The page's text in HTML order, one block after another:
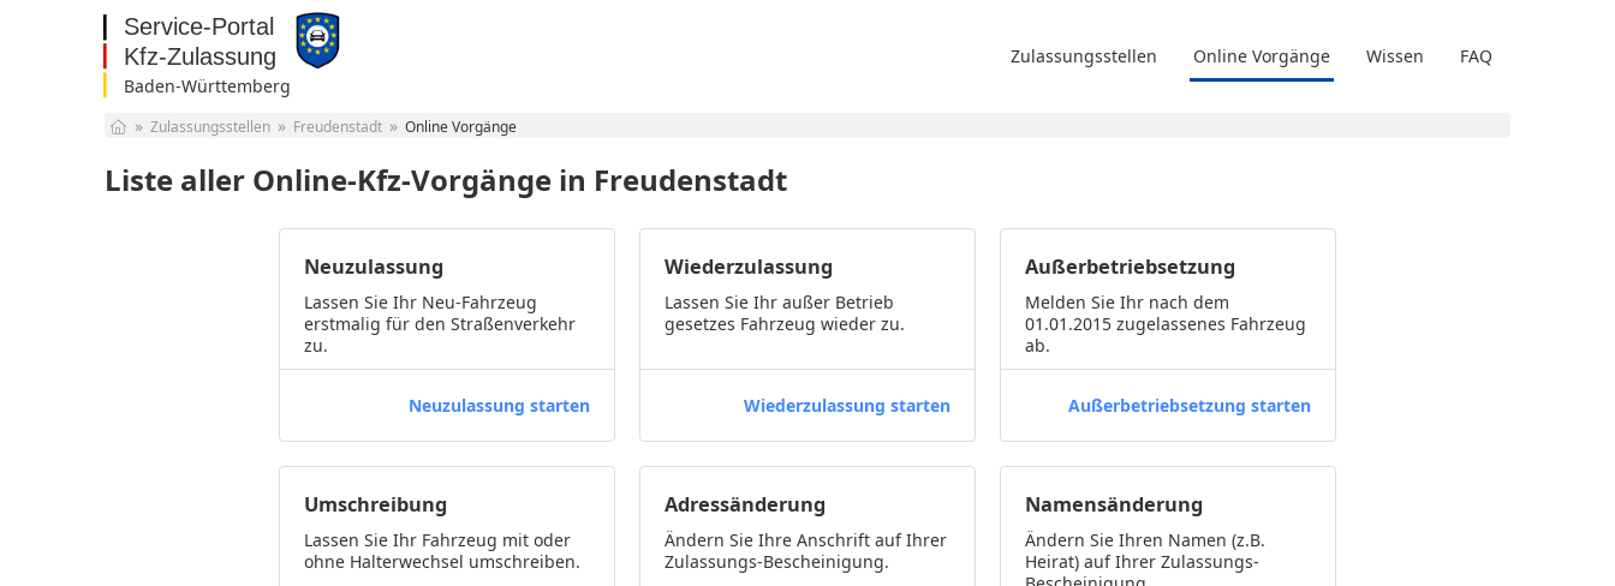
Baden-Württemberg
Bayern
Berlin
Brandenburg
Nordrhein-Westfalen
Rheinland-Pfalz
Zulassungsstellen Online Vorgänge Wissen FAQ
Zulassungsstellen Freudenstadt Online Vorgänge
Liste aller Online-Kfz-Vorgänge in Freudenstadt
Neuzulassung
Lassen Sie Ihr Neu-Fahrzeug
erstmalig für den Straßenverkehr
zu.
Neuzulassung starten
Wiederzulassung
Lassen Sie Ihr außer Betrieb
gesetzes Fahrzeug wieder zu.
Wiederzulassung starten
Außerbetriebsetzung
Melden Sie Ihr nach dem
01.01.2015 zugelassenes Fahrzeug
ab.
Außerbetriebsetzung starten
Umschreibung
Lassen Sie Ihr Fahrzeug mit oder
ohne Halterwechsel umschreiben.
Adressänderung
Ändern Sie Ihre Anschrift auf Ihrer
Zulassungs-Bescheinigung.
Namensänderung
Ändern Sie Ihren Namen (z.B.
Heirat) auf Ihrer Zulassungs-